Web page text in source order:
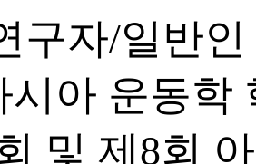
구자/일반
시아 운동학
및 제8회